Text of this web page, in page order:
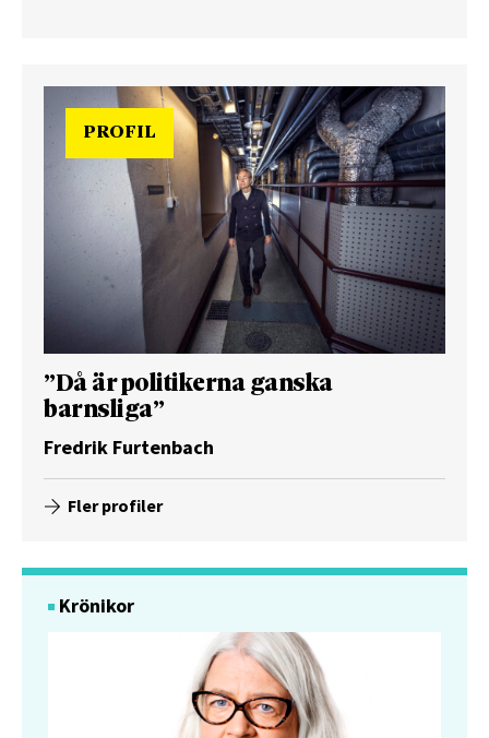
PROFIL
”Då är politikerna ganska
barnsliga”
Fredrik Furtenbach
Fler profiler
Krönikor